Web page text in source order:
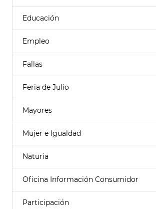
Educación
Empleo
Fallas
Feria de Julio
Mayores
Mujer e Igualdad
Naturia
Oficina Información Consumidor
Participación